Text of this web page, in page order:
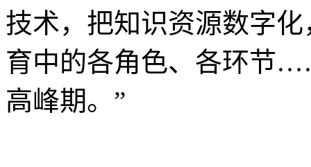
技术，把知识资源数字
育中的各角色、各环节
高峰期。”